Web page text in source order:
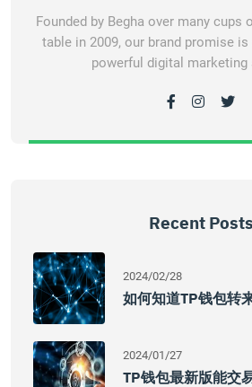
Founded by Begha over many cups
table in 2009, our brand promise
powerful digital
Recent Posts
2024/02/28
如何知道TP钱包转
2024/01/27
TP钱包最新版能交